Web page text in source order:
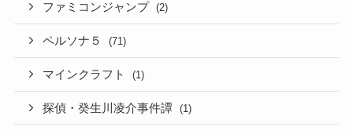
ファミコンジャンプ (2)
ペルソナ５ (71)
マインクラフト (1)
探偵・癸生川凌介事件譚 (1)